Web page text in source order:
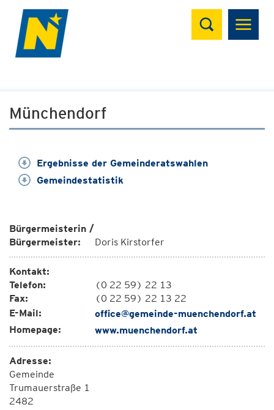
Suchen
Münchendorf
Ergebnisse der Gemeinderatswahlen
Gemeindestatistik
Bürgermeisterin /
Bürgermeister:
Doris Kirstorfer
Kontakt:
Telefon:
(0 22 59) 22 13
Fax:
(0 22 59) 22 13 22
E-Mail:
office@gemeinde-muenchendorf.at
Homepage:
www.muenchendorf.at
Adresse:
Gemeinde
Trumauerstraße 1
2482